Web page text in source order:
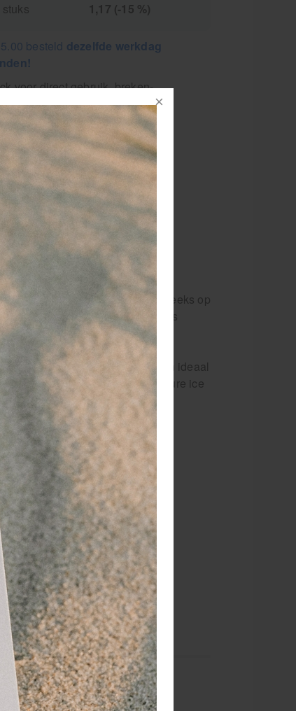
1,17 (-15 %)
besteld dezelfde werkdag
voor direct gebruik, breken-
gebruiken
binnen enkele seconden 0ºC
éénmalig gebruik bij blessures
krachtig gedurende een paar
behandelen gebied, niet rechtstreeks op
gebruik bij (sport-)blessures zoals
onze instant coldpacks, deze zijn ideaal
gooien en geen gedoe met dure ice
worden.